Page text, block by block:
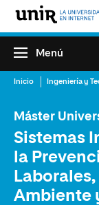
Menú
Inicio
Máster
Sistemas
la
Ambiente